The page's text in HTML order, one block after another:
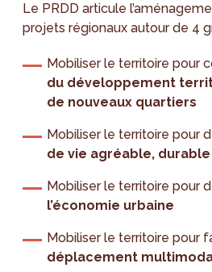
Le PRDD articule
projets régionaux autour de 4
Mobiliser le territoire pour
du développement
de nouveaux quartiers
Mobiliser le territoire pour
de vie agréable,
Mobiliser le territoire pour
l’économie urbaine
Mobiliser le territoire pour
déplacement